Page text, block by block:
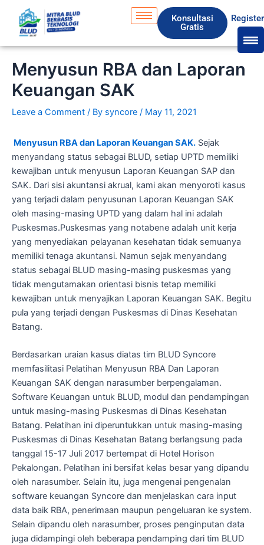
content
Konsultasi
Gratis
Register
Menyusun RBA dan Laporan
Keuangan SAK
Leave a Comment / By syncore / May 11, 2021
Menyusun RBA dan Laporan Keuangan SAK. Sejak
menyandang status sebagai BLUD, setiap UPTD memiliki
kewajiban untuk menyusun Laporan Keuangan SAP dan
SAK. Dari sisi akuntansi akrual, kami akan menyoroti kasus
yang terjadi dalam penyusunan Laporan Keuangan SAK
oleh masing-masing UPTD yang dalam hal ini adalah
Puskesmas.Puskesmas yang notabene adalah unit kerja
yang menyediakan pelayanan kesehatan tidak semuanya
memiliki tenaga akuntansi. Namun sejak menyandang
status sebagai BLUD masing-masing puskesmas yang
tidak mengutamakan orientasi bisnis tetap memiliki
kewajiban untuk menyajikan Laporan Keuangan SAK. Begitu
pula yang terjadi dengan Puskesmas di Dinas Kesehatan
Batang.
Berdasarkan uraian kasus diatas tim BLUD Syncore
memfasilitasi Pelatihan Menyusun RBA Dan Laporan
Keuangan SAK dengan narasumber berpengalaman.
Software Keuangan untuk BLUD, modul dan pendampingan
untuk masing-masing Puskesmas di Dinas Kesehatan
Batang. Pelatihan ini diperuntukkan untuk masing-masing
Puskesmas di Dinas Kesehatan Batang berlangsung pada
tanggal 15-17 Juli 2017 bertempat di Hotel Horison
Pekalongan. Pelatihan ini bersifat kelas besar yang dipandu
oleh narasumber. Selain itu, juga mengenai pengenalan
software keuangan Syncore dan menjelaskan cara input
data baik RBA, penerimaan maupun pengeluaran ke system.
Selain dipandu oleh narasumber, proses penginputan data
juga didampingi oleh beberapa pendamping dari tim BLUD
c
h